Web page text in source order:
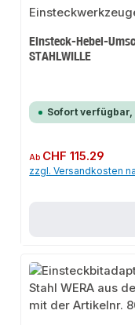
Einsteck-Hebel-
STAHLWILLE
Sofort
Regulärer Preis:
Ab CHF 115.29
zzgl. Versandkosten